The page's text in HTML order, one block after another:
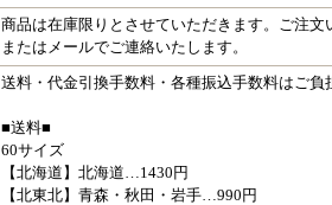
商品は在庫限りとさせていただきます。ご注文
またはメールでご連絡いたします。
送料・代金引換手数料・各種振込手数料はご負
■送料■
60サイズ
【北海道】北海道…1430円
【北東北】青森・秋田・岩手…990円